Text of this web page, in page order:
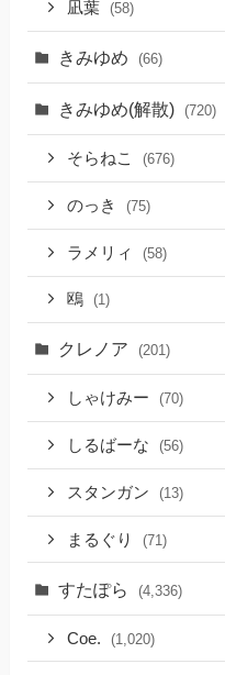
凪葉 (58)
きみゆめ (66)
きみゆめ(解散) (720)
そらねこ (676)
のっき (75)
ラメリィ (58)
鴎 (1)
クレノア (201)
しゃけみー (70)
しるばーな (56)
スタンガン (13)
まるぐり (71)
すたぽら (4,336)
Coe. (1,020)